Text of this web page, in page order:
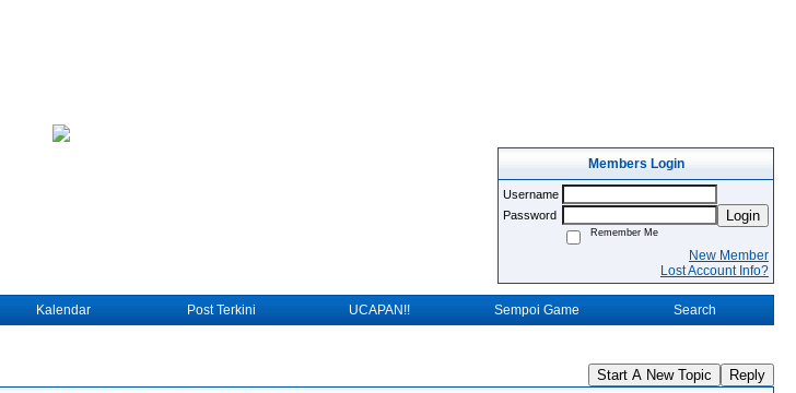
Members Login
Username
Password
Login
Remember Me
New Member
Lost Account Info?
Kalendar Post Terkini UCAPAN!! Sempoi Game Search
Start A New Topic Reply